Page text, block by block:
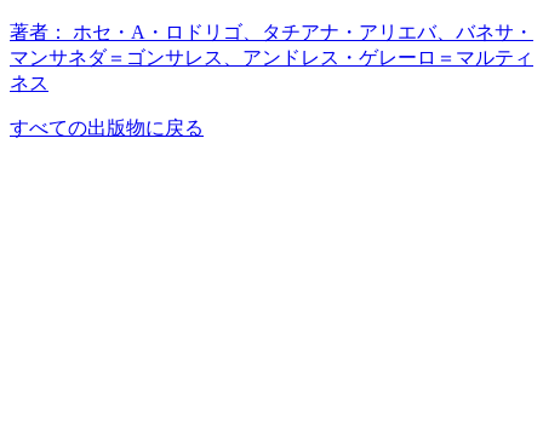
著者：
ホセ・A・ロドリゴ、タチアナ・アリエバ、バネサ・
マンサネダ＝ゴンサレス、アンドレス・ゲレーロ＝マルティ
ネス
すべての出版物に戻る